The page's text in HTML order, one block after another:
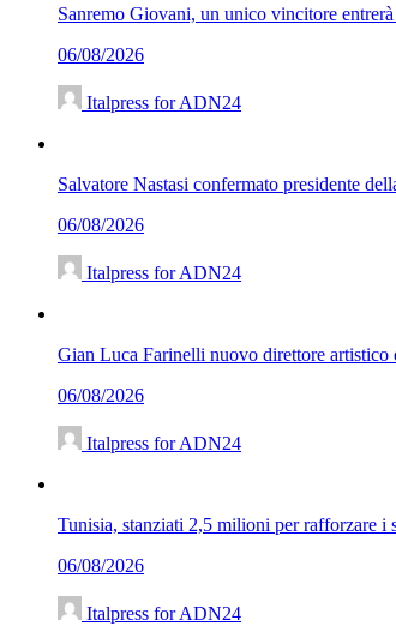
Sanremo Giovani, un unico vincitore
06/08/2026
Italpress for ADN24
Salvatore Nastasi confermato presidente
06/08/2026
Italpress for ADN24
Gian Luca Farinelli nuovo direttore
06/08/2026
Italpress for ADN24
Tunisia, stanziati 2,5 milioni per rafforzare i
06/08/2026
Italpress for ADN24